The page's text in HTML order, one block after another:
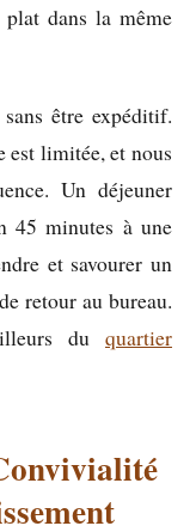
dans la même
être expéditif.
est limitée, et nous
Un déjeuner
45 minutes à une
et savourer un
retour au bureau.
du quartier